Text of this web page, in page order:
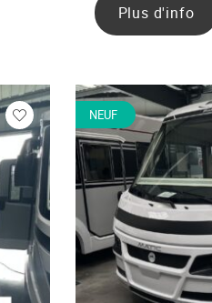
Plus d'info
Veuillez
vous
connecter
NEUF